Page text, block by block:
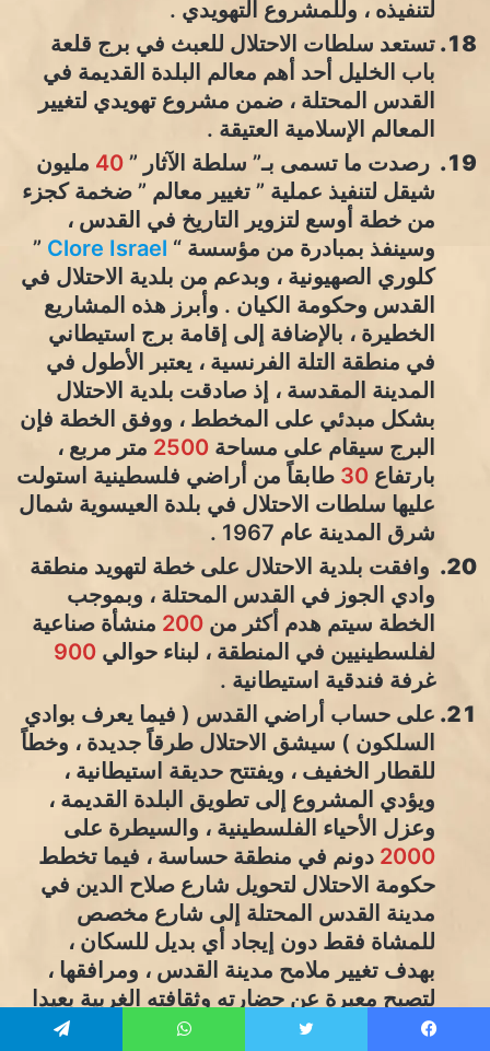
لتنفيذه ، وللمشروع التهويدي .
تستعد سلطات الاحتلال للعبث في برج قلعة
باب الخليل أحد أهم معالم البلدة القديمة في
القدس المحتلة ، ضمن مشروع تهويدي لتغيير
المعالم الإسلامية العتيقة .
رصدت ما تسمى بـ” سلطة الآثار ” 40 مليون
شيقل لتنفيذ عملية ” تغيير معالم ” ضخمة كجزء
من خطة أوسع لتزوير التاريخ في القدس ،
وسينفذ بمبادرة من مؤسسة “
”
كلوري الصهيونية ، وبدعم من بلدية الاحتلال في
القدس وحكومة الكيان . وأبرز هذه المشاريع
الخطيرة ، بالإضافة إلى إقامة برج استيطاني
في منطقة التلة الفرنسية ، يعتبر الأطول في
المدينة المقدسة ، إذ صادقت بلدية الاحتلال
بشكل مبدئي على المخطط ، ووفق الخطة فإن
البرج سيقام على مساحة 2500 متر مربع ،
بارتفاع 30 طابقاً من أراضي فلسطينية استولت
عليها سلطات الاحتلال في بلدة العيسوية شمال
شرق المدينة عام 1967 .
وافقت بلدية الاحتلال على خطة لتهويد منطقة
وادي الجوز في القدس المحتلة ، وبموجب
الخطة سيتم هدم أكثر من 200 منشأة صناعية
لفلسطينيين في المنطقة ، لبناء حوالي 900
غرفة فندقية استيطانية .
على حساب أراضي القدس ( فيما يعرف بوادي
السلكون ) سيشق الاحتلال طرقاً جديدة ، وخطاً
للقطار الخفيف ، ويفتتح حديقة استيطانية ،
ويؤدي المشروع إلى تطويق البلدة القديمة ،
وعزل الأحياء الفلسطينية ، والسيطرة على
2000 دونم في منطقة حساسة ، فيما تخطط
حكومة الاحتلال لتحويل شارع صلاح الدين في
مدينة القدس المحتلة إلى شارع مخصص
للمشاة فقط دون إيجاد أي بديل للسكان ،
بهدف تغيير ملامح مدينة القدس ، ومرافقها ،
لتصبح معبرة عن حضارته وثقافته الغربية بعيدا
عن تاريخ وجذور مدينة القدس الإسلامية ،